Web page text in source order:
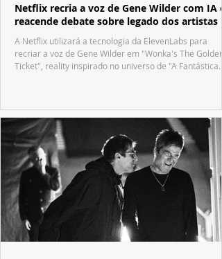
Netflix recria a voz de Gene Wilder com IA e
reacende debate sobre legado dos artistas
A Netflix utilizará a tecnologia da ElevenLabs para
recriar a voz de Gene Wilder em "Wonka's The Golden
Ticket", reality inspirado no universo de "A Fantástica